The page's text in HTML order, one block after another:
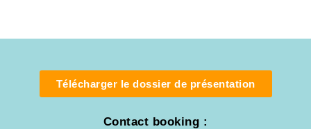
Télécharger le dossier de présentation
Contact booking :